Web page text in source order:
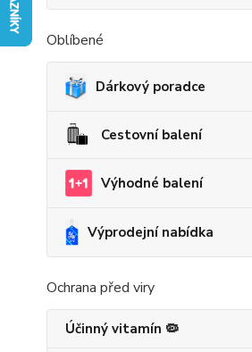
Oblíbené
Dárkový poradce
Cestovní balení
Výhodné balení
Výprodejní nabídka
Ochrana před viry
Účinný vitamín 🦠